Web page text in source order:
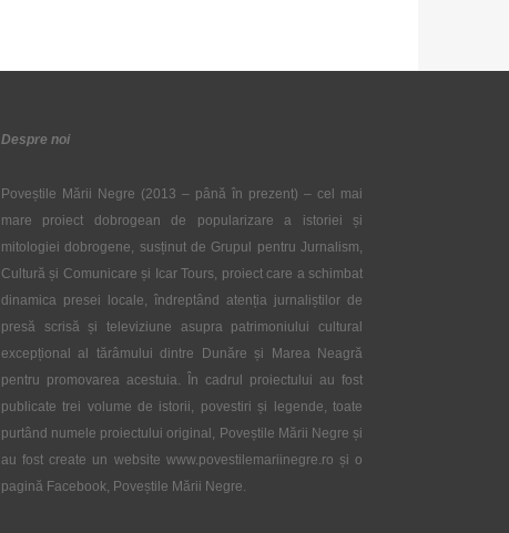
Despre noi
Poveștile Mării Negre (2013 – până în prezent) – cel mai
mare proiect dobrogean de popularizare a istoriei și
mitologiei dobrogene, susținut de Grupul pentru Jurnalism,
Cultură și Comunicare și Icar Tours, proiect care a schimbat
dinamica presei locale, îndreptând atenția jurnaliștilor de
presă scrisă și televiziune asupra patrimoniului cultural
excepțional al tărâmului dintre Dunăre și Marea Neagră
pentru promovarea acestuia. În cadrul proiectului au fost
publicate trei volume de istorii, povestiri și legende, toate
purtând numele proiectului original, Poveștile Mării Negre și
au fost create un website www.povestilemariinegre.ro și o
pagină Facebook, Poveștile Mării Negre.